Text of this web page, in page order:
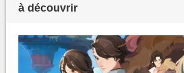
à découvrir